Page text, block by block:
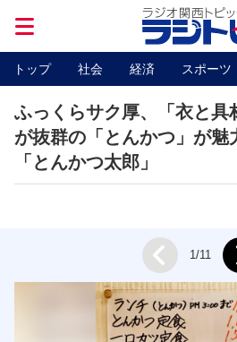
トップ 社会 経済 スポーツ
ふっくらサク厚、「衣と具
が抜群の「とんかつ」が
「とんかつ太郎」
Prev 1/11